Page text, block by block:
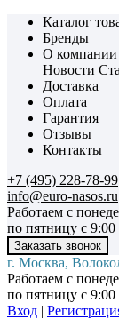
Каталог
Бренды
О компании
Новости
Доставка
Оплата
Гарантия
Отзывы
Контакты
+7 (495) 228-78-99
info@euro-nasos.ru
Работаем с
по пятницу с 9:00
г. Москва,
Работаем с
по пятницу с 9:00
Вход |